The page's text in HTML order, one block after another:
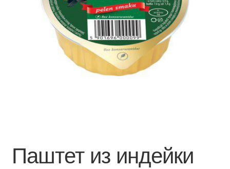
Паштет из индейки